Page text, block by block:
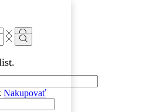
Search
Search
Nakupovať